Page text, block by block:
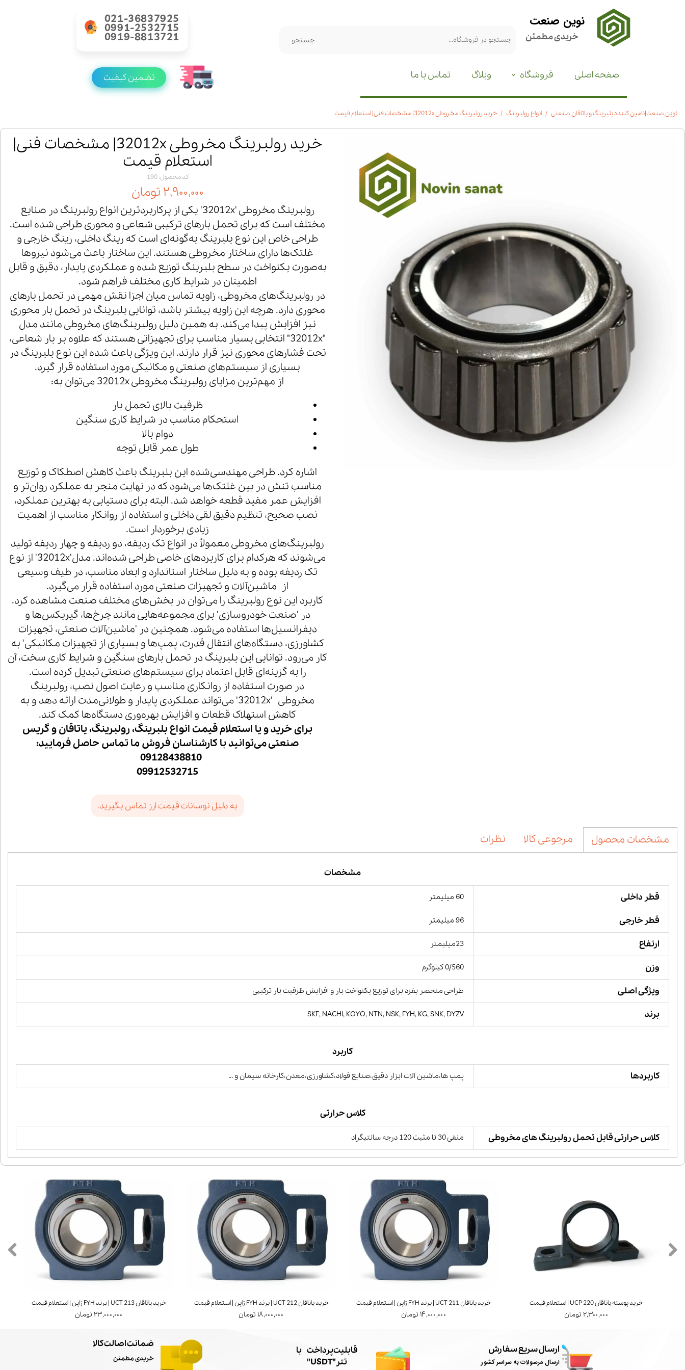
نوین صنعت
خریدی مطمئن
021-36837925
0991-2532715
0919-8813721 جستجو
تضمین کیفیت صفحه اصلی فروشگاه وبلاگ تماس با ما
نوین صنعت|تامین کننده بلبرینگ و یاتاقان صنعتی انواع رولبرینگ خرید رولبرینگ مخروطی 32012x| مشخصات فنی| استعلام قیمت
خرید رولبرینگ مخروطی 32012x| مشخصات فنی|
استعلام قیمت
کد محصول: 190
۲,۹۰۰,۰۰۰ تومان
رولبرینگ مخروطی '32012x' یکی از پرکاربردترین انواع رولبرینگ در صنایع
مختلف است که برای تحمل بارهای ترکیبی شعاعی و محوری طراحی شده است.
طراحی خاص این نوع بلبرینگ به‌گونه‌ای است که رینگ داخلی، رینگ خارجی و
غلتک‌ها دارای ساختار مخروطی هستند. این ساختار باعث می‌شود نیروها
به‌صورت یکنواخت در سطح بلبرینگ توزیع شده و عملکردی پایدار، دقیق و قابل
اطمینان در شرایط کاری مختلف فراهم شود.
در رولبرینگ‌های مخروطی، زاویه تماس میان اجزا نقش مهمی در تحمل بارهای
محوری دارد. هرچه این زاویه بیشتر باشد، توانایی بلبرینگ در تحمل بار محوری
نیز افزایش پیدا می‌کند. به همین دلیل رولبرینگ‌های مخروطی مانند مدل
"32012x" انتخابی بسیار مناسب برای تجهیزاتی هستند که علاوه بر بار شعاعی،
تحت فشارهای محوری نیز قرار دارند. این ویژگی باعث شده این نوع بلبرینگ در
بسیاری از سیستم‌های صنعتی و مکانیکی مورد استفاده قرار گیرد.
از مهم‌ترین مزایای رولبرینگ مخروطی 32012x می‌توان به:
ظرفیت بالای تحمل بار
استحکام مناسب در شرایط کاری سنگین
دوام بالا
طول عمر قابل توجه
اشاره کرد. طراحی مهندسی‌شده این بلبرینگ باعث کاهش اصطکاک و توزیع
مناسب تنش در بین غلتک‌ها می‌شود که در نهایت منجر به عملکرد روان‌تر و
افزایش عمر مفید قطعه خواهد شد. البته برای دستیابی به بهترین عملکرد،
نصب صحیح، تنظیم دقیق لقی داخلی و استفاده از روانکار مناسب از اهمیت
زیادی برخوردار است.
رولبرینگ‌های مخروطی معمولاً در انواع تک ردیفه، دو ردیفه و چهار ردیفه تولید
می‌شوند که هرکدام برای کاربردهای خاصی طراحی شده‌اند. مدل'32012x' از نوع
تک ردیفه بوده و به دلیل ساختار استاندارد و ابعاد مناسب، در طیف وسیعی
از ماشین‌آلات و تجهیزات صنعتی مورد استفاده قرار می‌گیرد.
کاربرد این نوع رولبرینگ را می‌توان در بخش‌های مختلف صنعت مشاهده کرد.
در 'صنعت خودروسازی' برای مجموعه‌هایی مانند چرخ‌ها، گیربکس‌ها و
دیفرانسیل‌ها استفاده می‌شود. همچنین در 'ماشین‌آلات صنعتی، تجهیزات
کشاورزی، دستگاه‌های انتقال قدرت، پمپ‌ها و بسیاری از تجهیزات مکانیکی' به
کار می‌رود. توانایی این بلبرینگ در تحمل بارهای سنگین و شرایط کاری سخت، آن
را به گزینه‌ای قابل اعتماد برای سیستم‌های صنعتی تبدیل کرده است.
در صورت استفاده از روانکاری مناسب و رعایت اصول نصب، رولبرینگ
مخروطی '32012x' می‌تواند عملکردی پایدار و طولانی‌مدت ارائه دهد و به
کاهش استهلاک قطعات و افزایش بهره‌وری دستگاه‌ها کمک کند.
برای خرید و یا استعلام قیمت انواع بلبرینگ، رولبرینگ، یاتاقان و گریس
صنعتی می‌توانید با کارشناسان فروش ما تماس حاصل فرمایید:
09128438810
09912532715
به دلیل نوسانات قیمت ارز تماس بگیرید.
مشخصات محصول مرجوعی کالا نظرات
مشخصات
قطر داخلی 60 میلیمتر
قطر خارجی 96 میلیمتر
ارتفاع 23میلیمتر
وزن 0/560 کیلوگرم
ویژگی اصلی طراحی منحصر بفرد برای توزیع یکنواخت بار و افزایش ظرفیت بار ترکیبی
برند SKF, NACHI, KOYO, NTN, NSK, FYH, KG, SNK, DYZV
کاربرد
کاربردها پمپ ها،ماشین آلات ابزار دقیق،صنایع فولاد،کشاورزی،معدن،کارخانه سیمان و ...
کلاس حرارتی
کلاس حرارتی قابل تحمل رولبرینگ های مخروطی منفی 30 تا مثبت 120 درجه سانتیگراد
خرید یاتاقان UCT 211 | برند FYH ژاپن | استعلام قیمت خرید پوسته یاتاقان UCP 220 | استعلام قیمت خرید پوسته یاتاقان UCP 218 | استعلام قیمت خرید پوسته یاتاقان UCP 217 | استعلام قیمت
ارسال سریع سفارش
ارسال مرسولات به سراسر کشور
ضمانت اصالت کالا
خریدی مطمئن
​قابلیت پرداخت با
تتر"USDT"